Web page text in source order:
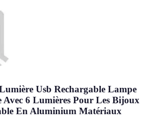
Usb Rechargable Lampe
Avec 6 Lumières Pour Les Bijoux
En Aluminium Matériaux